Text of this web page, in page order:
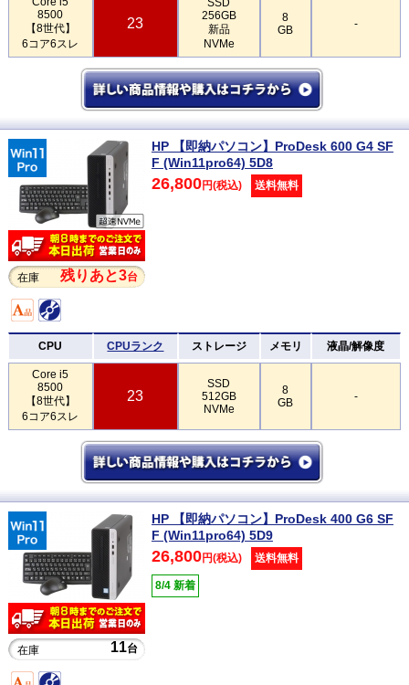
8500
【8世代】
6コア6スレ
23
256GB
新品
NVMe
8
GB
-
在庫 残りあと3台
HP 【即納パソコン】ProDesk 600 G4 SF
F (Win11pro64) 5D8
26,800円(税込) 送料無料
CPU CPUランク ストレージ メモリ 液晶/解像度
Core i5
8500
【8世代】
6コア6スレ
23
SSD
512GB
NVMe
8
GB
-
在庫 11台
HP 【即納パソコン】ProDesk 400 G6 SF
F (Win11pro64) 5D9
26,800円(税込) 送料無料
8/4 新着